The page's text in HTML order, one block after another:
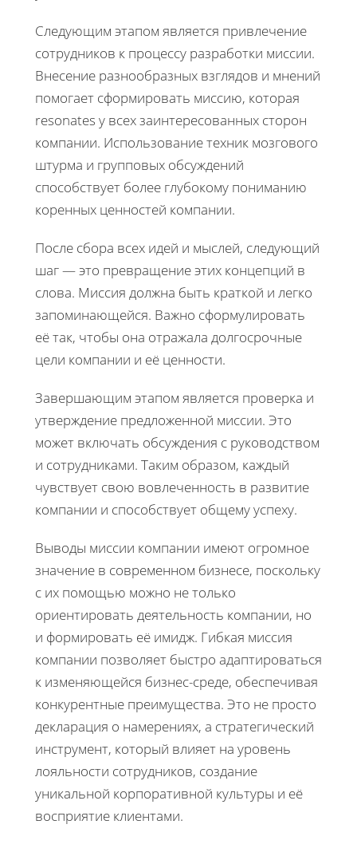
Следующим этапом является привлечение
сотрудников к процессу разработки миссии.
Внесение разнообразных взглядов и мнений
помогает сформировать миссию, которая
resonates у всех заинтересованных сторон
компании. Использование техник мозгового
штурма и групповых обсуждений
способствует более глубокому пониманию
коренных ценностей компании.
После сбора всех идей и мыслей, следующий
шаг — это превращение этих концепций в
слова. Миссия должна быть краткой и легко
запоминающейся. Важно сформулировать
её так, чтобы она отражала долгосрочные
цели компании и её ценности.
Завершающим этапом является проверка и
утверждение предложенной миссии. Это
может включать обсуждения с руководством
и сотрудниками. Таким образом, каждый
чувствует свою вовлеченность в развитие
компании и способствует общему успеху.
Выводы миссии компании имеют огромное
значение в современном бизнесе, поскольку
с их помощью можно не только
ориентировать деятельность компании, но
и формировать её имидж. Гибкая миссия
компании позволяет быстро адаптироваться
к изменяющейся бизнес-среде, обеспечивая
конкурентные преимущества. Это не просто
декларация о намерениях, а стратегический
инструмент, который влияет на уровень
лояльности сотрудников, создание
уникальной корпоративной культуры и её
восприятие клиентами.